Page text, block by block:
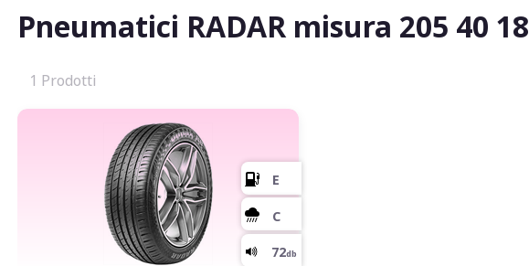
Pneumatici RADAR misura 205 40 18
1 Prodotti